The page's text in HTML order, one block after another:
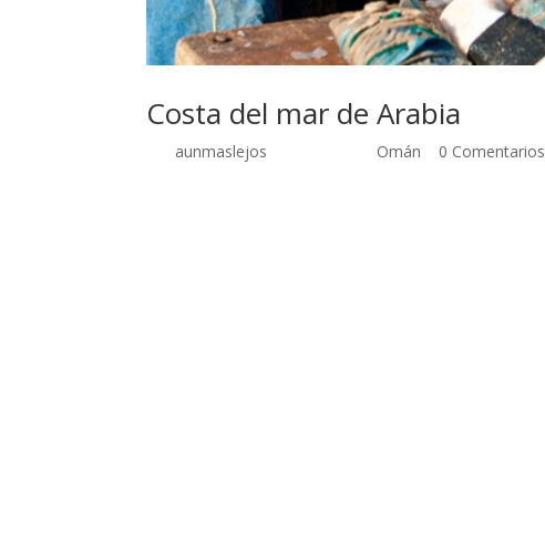
Costa del mar de Arabia
aunmaslejos Omán 0 Comentarios